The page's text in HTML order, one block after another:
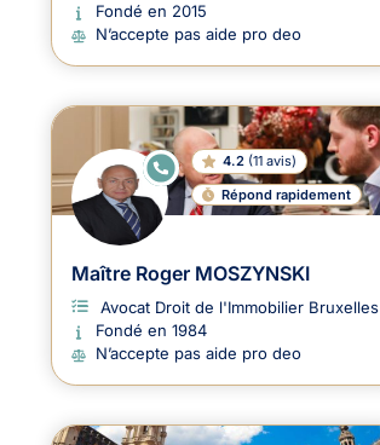
Fondé en 2015
N’accepte pas aide pro deo
E
N
G
N
4.2 (11 avis)
Répond rapidement
Maître Roger MOSZYNSKI
Avocat Droit de l'Immobilier Bruxelles
Fondé en 1984
N’accepte pas aide pro deo